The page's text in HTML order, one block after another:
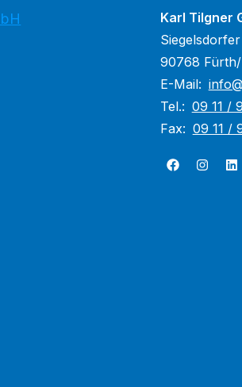
Karl Tilgner
90768
E-Mail:
Tel.: 09 11 /
Fax: 09 11 /